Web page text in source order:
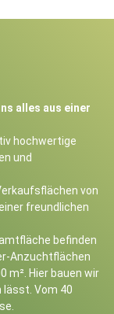
alles aus einer
hochwertige
und
von
freundlichen
befinden
Anzuchtflächen
m². Hier bauen wir
lässt. Vom 40